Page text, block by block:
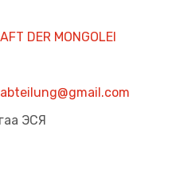
DER MONGOLEI
ЭСЯ